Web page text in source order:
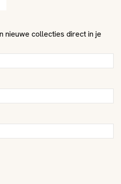
nieuwe collecties direct in je